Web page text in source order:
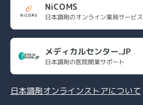
NiCOMS
日本調剤のオンライン薬局サービス
メディカルセンター.JP
日本調剤の医院開業サポート
日本調剤オンラインストアについて